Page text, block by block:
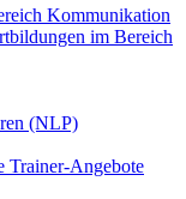
Kommunikation
im Bereich
(NLP)
Trainer-Angebote